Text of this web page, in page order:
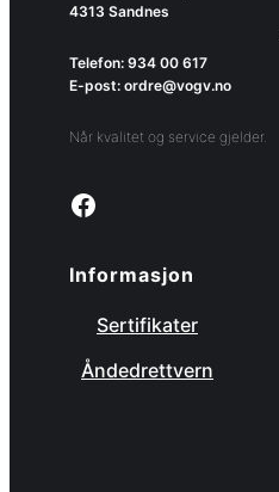
4313 Sandnes
Telefon: 934 00 617
E-post: ordre@vogv.no
Når kvalitet og service gjelder.
Link to facebook page
Informasjon
Sertifikater
Åndedrettvern